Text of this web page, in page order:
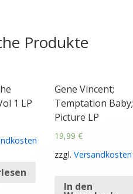
Produkte
1 LP
Gene Vincent;
Temptation Baby;
Picture LP
19,99 €
zzgl. Versandkosten
In den